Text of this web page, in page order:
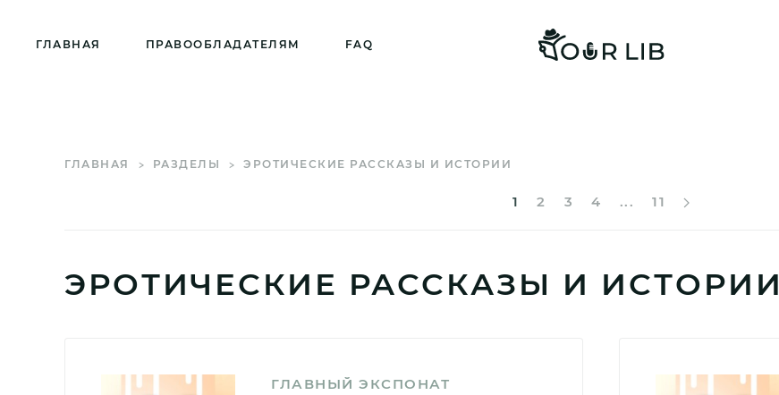
ГЛАВНАЯ ПРАВООБЛАДАТЕЛЯМ FAQ
ГЛАВНАЯ РАЗДЕЛЫ ЭРОТИЧЕСКИЕ РАССКАЗЫ И ИСТОРИИ
1 2 3 4 ... 11
ЭРОТИЧЕСКИЕ РАССКАЗЫ И ИСТОРИИ
ГЛАВНЫЙ ЭКСПОНАТ